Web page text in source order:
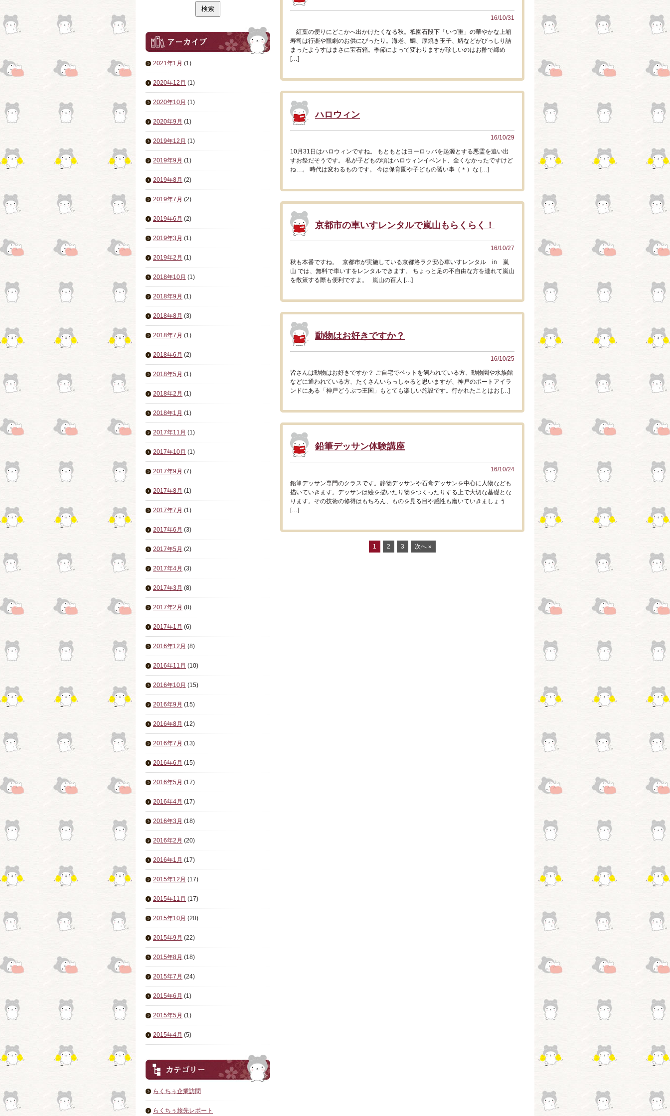
2021年1月 (1)
2020年12月 (1)
2020年10月 (1)
2020年9月 (1)
2019年12月 (1)
2019年9月 (1)
2019年8月 (2)
2019年7月 (2)
2019年6月 (2)
2019年3月 (1)
2019年2月 (1)
2018年10月 (1)
2018年9月 (1)
2018年8月 (3)
2018年7月 (1)
2018年6月 (2)
2018年5月 (1)
2018年2月 (1)
2018年1月 (1)
2017年11月 (1)
2017年10月 (1)
2017年9月 (7)
2017年8月 (1)
2017年7月 (1)
2017年6月 (3)
2017年5月 (2)
2017年4月 (3)
2017年3月 (8)
2017年2月 (8)
2017年1月 (6)
2016年12月 (8)
2016年11月 (10)
2016年10月 (15)
2016年9月 (15)
2016年8月 (12)
2016年7月 (13)
2016年6月 (15)
2016年5月 (17)
2016年4月 (17)
2016年3月 (18)
2016年2月 (20)
2016年1月 (17)
2015年12月 (17)
2015年11月 (17)
2015年10月 (20)
2015年9月 (22)
2015年8月 (18)
2015年7月 (24)
2015年6月 (1)
2015年5月 (1)
2015年4月 (5)
らくちぅ企業訪問
らくちぅ旅先レポート
16/10/31
紅葉の便りにどこかへ出かけたくなる秋。祗園石段下「いづ重」の華やかな上箱
寿司は行楽や観劇のお供にぴったり。海老、鯛、厚焼き玉子、鰆などがびっしり詰
まったようすはまさに宝石箱。季節によって変わりますが珍しいのはお酢で締め
[…]
ハロウィン
16/10/29
10月31日はハロウィンですね。 もともとはヨーロッパを起源とする悪霊を追い出
すお祭だそうです。 私が子どもの頃はハロウィンイベント、全くなかったですけど
ね…。 時代は変わるものです。 今は保育園や子どもの習い事（＊）な […]
京都市の車いすレンタルで嵐山もらくらく！
16/10/27
秋も本番ですね。 京都市が実施している京都洛ラク安心車いすレンタル in 嵐
山 では、無料で車いすをレンタルできます。 ちょっと足の不自由な方を連れて嵐山
を散策する際も便利ですよ。 嵐山の百人 […]
動物はお好きですか？
16/10/25
皆さんは動物はお好きですか？ ご自宅でペットを飼われている方、動物園や水族館
などに通われている方、たくさんいらっしゃると思いますが、神戸のポートアイラ
ンドにある「神戸どうぶつ王国」もとても楽しい施設です。行かれたことはお […]
鉛筆デッサン体験講座
16/10/24
鉛筆デッサン専門のクラスです。静物デッサンや石膏デッサンを中心に人物なども
描いていきます。デッサンは絵を描いたり物をつくったりする上で大切な基礎とな
ります。その技術の修得はもちろん、ものを見る目や感性も磨いていきましょう
[…]
1 2 3 次へ »